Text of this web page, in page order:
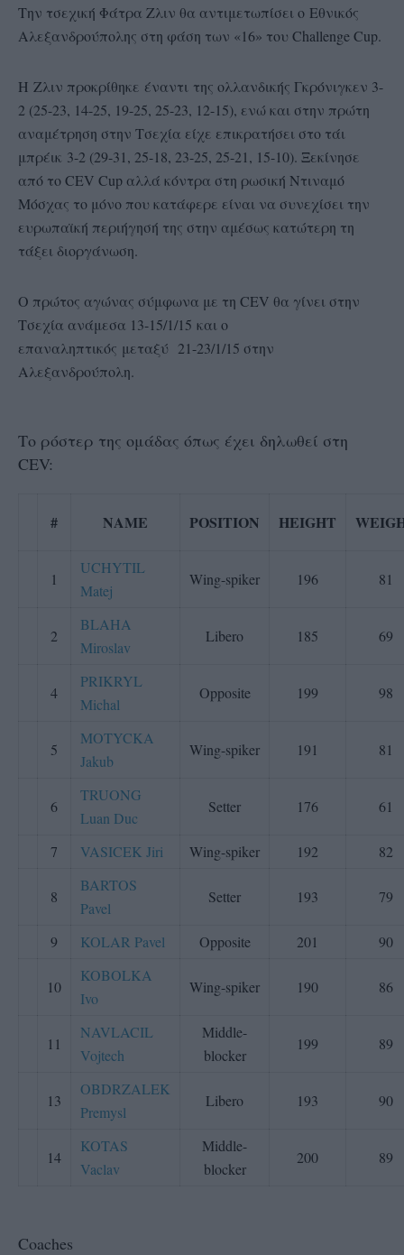
Την τσεχική Φάτρα Ζλιν θα αντιμετωπίσει ο Εθνικός
Αλεξανδρούπολης στη φάση των «16» του Challenge Cup.
Η Ζλιν προκρίθηκε έναντι της ολλανδικής Γκρόνιγκεν 3-
2 (25-23, 14-25, 19-25, 25-23, 12-15), ενώ και στην πρώτη
αναμέτρηση στην Τσεχία είχε επικρατήσει στο τάι
μπρέικ 3-2 (29-31, 25-18, 23-25, 25-21, 15-10). Ξεκίνησε
από το CEV Cup αλλά κόντρα στη ρωσική Ντιναμό
Μόσχας το μόνο που κατάφερε είναι να συνεχίσει την
ευρωπαϊκή περιήγησή της στην αμέσως κατώτερη τη
τάξει διοργάνωση.
Ο πρώτος αγώνας σύμφωνα με τη CEV θα γίνει στην
Τσεχία ανάμεσα 13-15/1/15 και ο
επαναληπτικός μεταξύ 21-23/1/15 στην
Αλεξανδρούπολη.
Το ρόστερ της ομάδας όπως έχει δηλωθεί στη
CEV:
# NAME POSITION HEIGHT
1
UCHYTIL
Matej
Wing-spiker 196 81
2
BLAHA
Miroslav
Libero 185 69
4
PRIKRYL
Michal
Opposite 199 98
5
MOTYCKA
Jakub
Wing-spiker 191 81
6
TRUONG
Luan Duc
Setter 176 61
7 VASICEK Jiri Wing-spiker 192 82
8
BARTOS
Pavel
Setter 193 79
9 KOLAR Pavel Opposite 201 90
10
KOBOLKA
Ivo
Wing-spiker 190 86
11
NAVLACIL
Vojtech
Middle-
blocker
199 89
13
OBDRZALEK
Premysl
Libero 193 90
14
KOTAS
Vaclav
Middle-
blocker
200 89
Coaches